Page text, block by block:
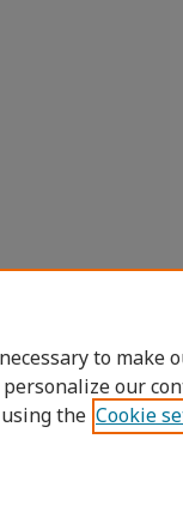
to make
our
the Cookie